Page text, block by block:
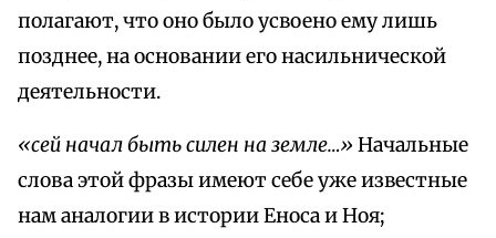
полагают, что оно было усвоено ему лишь
позднее, на основании его насильнической
деятельности.
«сей начал быть силен на земле…» Начальные
слова этой фразы имеют себе уже известные
нам аналогии в истории Еноса и Ноя;